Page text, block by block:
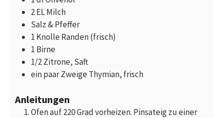
2ELMilch
Salz & Pfeffer
1 KnolleRanden (frisch)
1 Birne
1/2Zitrone, Saft
ein paar ZweigeThymian, frisch
Anleitungen
Ofen auf 220 Grad vorheizen. Pinsateig zu einer